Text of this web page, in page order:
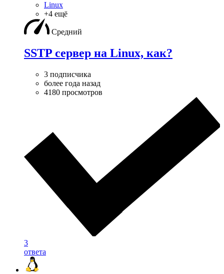
Linux
+4 ещё
Средний
SSTP сервер на Linux, как?
3 подписчика
более года назад
4180 просмотров
3
ответа